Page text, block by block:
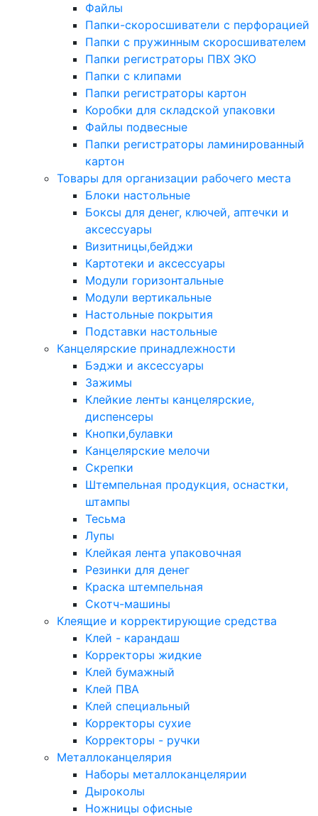
Файлы
Папки-скоросшиватели с перфорацией
Папки с пружинным скоросшивателем
Папки регистраторы ПВХ ЭКО
Папки с клипами
Папки регистраторы картон
Коробки для складской упаковки
Файлы подвесные
Папки регистраторы ламинированный
картон
Товары для организации рабочего места
Блоки настольные
Боксы для денег, ключей, аптечки и
аксессуары
Визитницы,бейджи
Картотеки и аксессуары
Модули горизонтальные
Модули вертикальные
Настольные покрытия
Подставки настольные
Канцелярские принадлежности
Бэджи и аксессуары
Зажимы
Клейкие ленты канцелярские,
диспенсеры
Кнопки,булавки
Канцелярские мелочи
Скрепки
Штемпельная продукция, оснастки,
штампы
Тесьма
Лупы
Клейкая лента упаковочная
Резинки для денег
Краска штемпельная
Скотч-машины
Клеящие и корректирующие средства
Клей - карандаш
Корректоры жидкие
Клей бумажный
Клей ПВА
Клей специальный
Корректоры сухие
Корректоры - ручки
Металлоканцелярия
Наборы металлоканцелярии
Дыроколы
Ножницы офисные